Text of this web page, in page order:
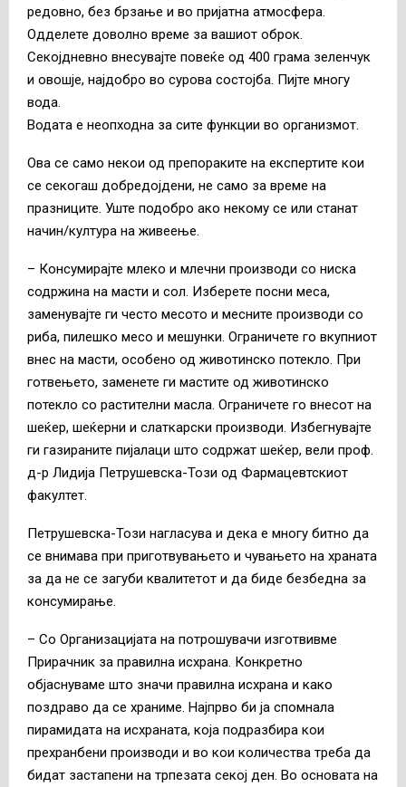
редовно, без брзање и во пријатна атмосфера.
Одделете доволно време за вашиот оброк.
Секојдневно внесувајте повеќе од 400 грама зеленчук
и овошје, најдобро во сурова состојба. Пијте многу
вода.
Водата е неопходна за сите функции во организмот.
Ова се само некои од препораките на експертите кои
се секогаш добредојдени, не само за време на
празниците. Уште подобро ако некому се или станат
начин/култура на живеење.
– Консумирајте млеко и млечни производи со ниска
содржина на масти и сол. Изберете посни меса,
заменувајте ги често месото и месните производи со
риба, пилешко месо и мешунки. Ограничете го вкупниот
внес на масти, особено од животинско потекло. При
готвењето, заменете ги мастите од животинско
потекло со растителни масла. Ограничете го внесот на
шеќер, шеќерни и слаткарски производи. Избегнувајте
ги газираните пијалаци што содржат шеќер, вели проф.
д-р Лидија Петрушевска-Този од Фармацевтскиот
факултет.
Петрушевска-Този нагласува и дека е многу битно да
се внимава при приготвувањето и чувањето на храната
за да не се загуби квалитетот и да биде безбедна за
консумирање.
– Со Организацијата на потрошувачи изготвивме
Прирачник за правилна исхрана. Конкретно
објаснуваме што значи правилна исхрана и како
поздраво да се храниме. Најпрво би ја спомнала
пирамидата на исхраната, која подразбира кои
прехранбени производи и во кои количества треба да
бидат застапени на трпезата секој ден. Во основата на